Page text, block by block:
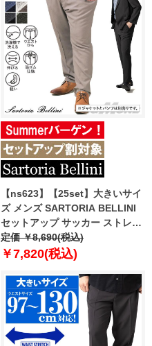
【ns623】【25set】大きいサイ
ズ メンズ SARTORIA BELLINI
セットアップ サッカー ストレッ
チ パンツ 軽量 ウォッシャブル
スマリラ azps2518-se1 【fre】
定価 ￥8,690(税込)
￥7,820(税込)